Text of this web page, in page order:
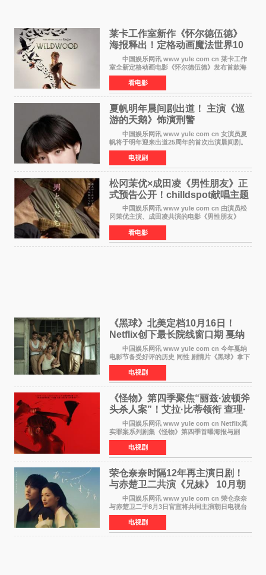
莱卡工作室新作《怀尔德伍德》
海报释出！定格动画魔法世界10
月开启
中国娱乐网讯 www yule com cn 莱卡工作
室全新定格动画电影《怀尔德伍德》发布首款海
报，女孩为找回弟弟走入黑暗、宏大的林中魔法
世界，一场关于勇气与亲情的奇幻冒险即将展
开。 本片由特
看电影
夏帆明年晨间剧出道！ 主演《巡
游的天鹅》饰演刑警
中国娱乐网讯 www yule com cn 女演员夏
帆将于明年迎来出道25周年的首次出演晨间剧。
NHK于8月4日宣布她将出演明年（2027年度）上
半期的晨间剧《巡游的天鹅》，饰演与女主角森
田望智饰演的生
电视剧
松冈茉优×成田凌《男性朋友》正
式预告公开！chilldspot献唱主题
中国娱乐网讯 www yule com cn 由演员松
冈茉优主演、成田凌共演的电影《男性朋友》
（三岛有纪子执导，11月6日上映）于8月5日公开
正式视觉图与正式预告片。同时，三人乐队
chilldspot为该片创
看电影
《黑球》北美定档10月16日！
Netflix创下最长院线窗口期 戛纳
最佳导演加持
中国娱乐网讯 www yule com cn 今年戛纳
电影节备受好评的历史 同性 剧情片《黑球》拿下
Netflix美国发行电影的最长院线放映期——该片
最新定档今年10月16日美国影院上映（此前定档
11月6日，如
电视剧
《怪物》第四季聚焦“丽兹·波顿斧
头杀人案”！艾拉·比蒂领衔 查理·
汉纳姆、莎拉·保
中国娱乐网讯 www yule com cn Netflix真
实罪案系列剧集《怪物》第四季首曝海报与剧
照，聚焦鹅妈妈童谣亦有记载的著名血腥杀人案
——丽兹·波顿砍死生父与继母案。 本季由艾
拉·比蒂饰
电视剧
荣仓奈奈时隔12年再主演日剧！
与赤楚卫二共演《兄妹》 10月朝
日新档开播
中国娱乐网讯 www yule com cn 荣仓奈奈
与赤楚卫二于8月3日官宣将共同主演朝日电视台
日剧《兄妹》（10月开播，每周六晚10点播
出）。这也是荣仓奈奈继TBS剧集《为了N》之
后，暌违12年再度担
电视剧